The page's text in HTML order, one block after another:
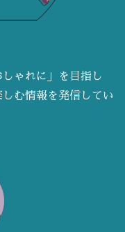
ゃれに」を目指し
む情報を発信してい